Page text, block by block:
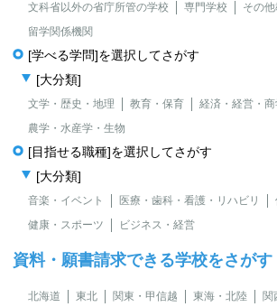
文科省以外の省庁所管の学校
専門学校
その他
留学関係機関
[学べる学問]を選択してさがす
[大分類]
文学・歴史・地理 教育・保育 経済・経営・
農学・水産学・生物
[目指せる職種]を選択してさがす
[大分類]
音楽・イベント 医療・歯科・看護・リハビリ
健康・スポーツ
ビジネス・経営
資料・願書請求できる学校をさがす
北海道 東北 関東・甲信越 東海・北陸 関